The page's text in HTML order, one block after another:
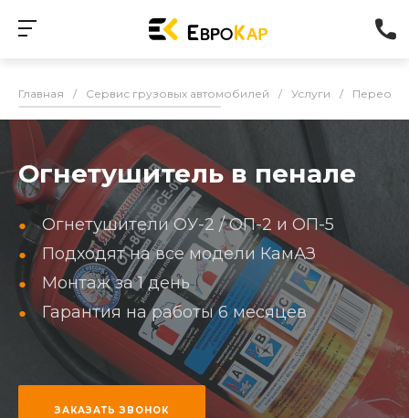
Главная / Сервис грузовых автомобилей / Услуги /
Огнетушитель в пенале
Огнетушители ОУ-2 / ОП-2 и ОП-5
Подходят на все модели КамАЗ
Монтаж за 1 день
Гарантия на работы 6 месяцев
ЗАКАЗАТЬ ЗВОНОК